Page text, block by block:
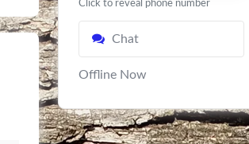
Click to reveal phone number
Chat
Offline Now